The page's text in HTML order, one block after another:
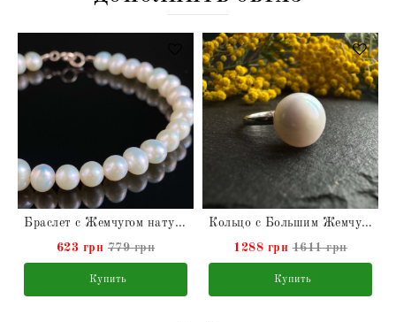
Браслет с Жемчугом натуральным
623 грн 779 грн
Купить
Кольцо с Большим Жемчугом натуральным
1288 грн 1611 грн
Купить